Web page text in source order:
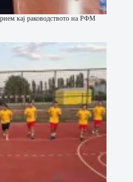
кај раководството на РФМ